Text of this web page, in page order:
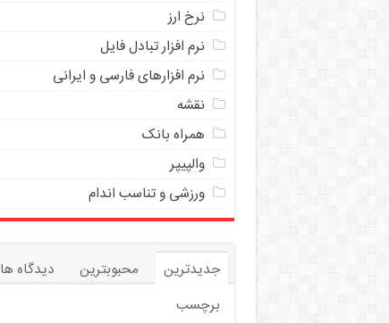
نرخ ارز
ﻧﺮﻡ ﺍﻓﺰﺍﺭ ﺗﺒﺎﺩﻝ ﻓﺎﻳﻞ
نرم افزارهای فارسی و ایرانی
نقشه
همراه بانک
والپیپر
ورزشی و تناسب اندام
جدیدترین محبوبترین
دیدگاه ها
برچسب